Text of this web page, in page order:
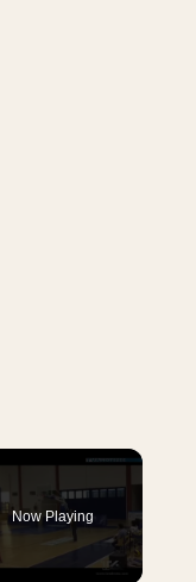
Now Playing